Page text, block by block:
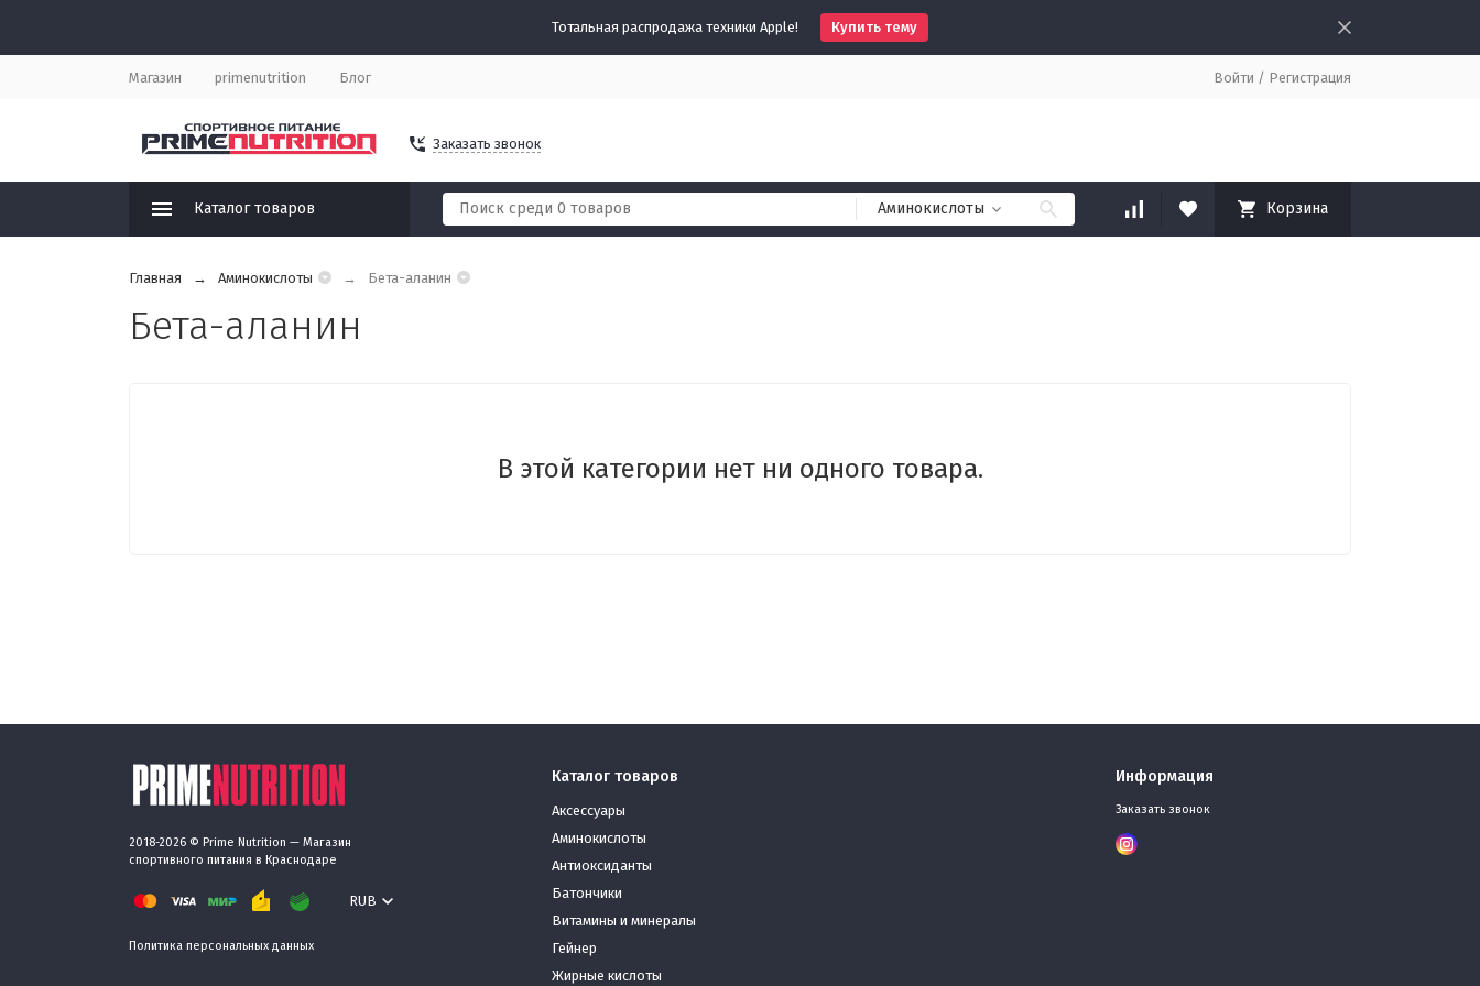
Тотальная распродажа техники Apple! Купить тему
Магазин primenutrition Блог Войти / Регистрация
Заказать звонок
Каталог товаров Аминокислоты Корзина
Главная Аминокислоты Бета-аланин
Бета-аланин
В этой категории нет ни одного товара.
2018-2026 © Prime Nutrition — Магазин
спортивного питания в Краснодаре
RUB
Политика персональных данных
Каталог товаров
Аксессуары
Аминокислоты
Антиоксиданты
Батончики
Витамины и минералы
Гейнер
Жирные кислоты
Информация
Заказать звонок